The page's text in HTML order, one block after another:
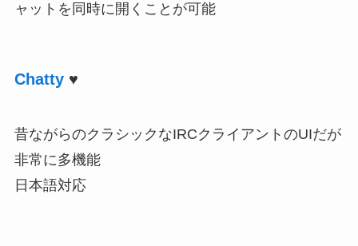
ャットを同時に開くことが可能
Chatty♥
昔ながらのクラシックなIRCクライアントのUIだが
非常に多機能
日本語対応